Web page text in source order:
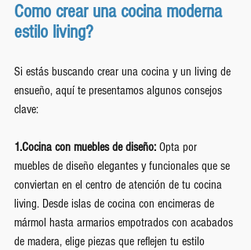
Como crear una cocina moderna
estilo living?
Si estás buscando crear una cocina y un living de
ensueño, aquí te presentamos algunos consejos
clave:
1.Cocina con muebles de diseño: Opta por
muebles de diseño elegantes y funcionales que se
conviertan en el centro de atención de tu cocina
living. Desde islas de cocina con encimeras de
mármol hasta armarios empotrados con acabados
de madera, elige piezas que reflejen tu estilo